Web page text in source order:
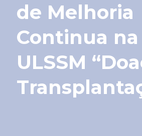
de Melhoria
Continua na
ULSSM